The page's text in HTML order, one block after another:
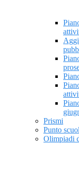
Prismi
Punto
Olimpiadi